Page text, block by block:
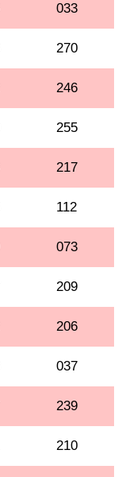
033
270
246
255
217
112
073
209
206
037
239
210